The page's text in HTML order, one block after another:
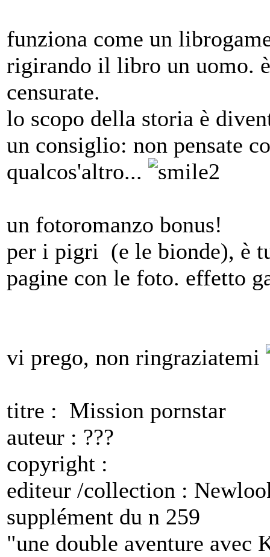
funziona come un
rigirando il libro un uomo.
censurate.
lo scopo della storia è
un consiglio: non pensate
qualcos'altro...
un fotoromanzo bonus!
per i pigri (e le bionde), è
pagine con le foto. effetto
vi prego, non ringraziatemi
titre : Mission pornstar
auteur : ???
copyright :
editeur /collection :
supplément du n 259
"une double aventure avec